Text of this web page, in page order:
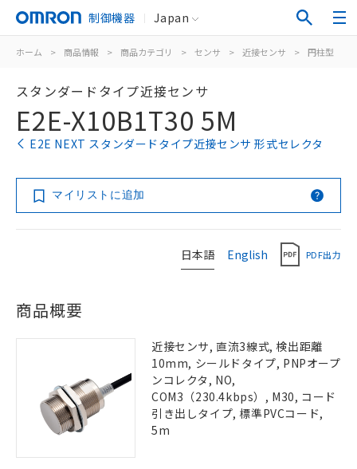
制御機器 Japan
ホーム > 商品情報 > 商品カテゴリ > センサ > 近接センサ > 円柱型
スタンダードタイプ近接センサ
E2E-X10B1T30 5M
E2E NEXT スタンダードタイプ近接センサ 形式セレクタ
マイリストに追加
日本語 English PDF出力
商品概要
近接センサ, 直流3線式, 検出距離
10mm, シールドタイプ, PNPオープ
ンコレクタ, NO,
COM3（230.4kbps）, M30, コード
引き出しタイプ, 標準PVCコード,
5m